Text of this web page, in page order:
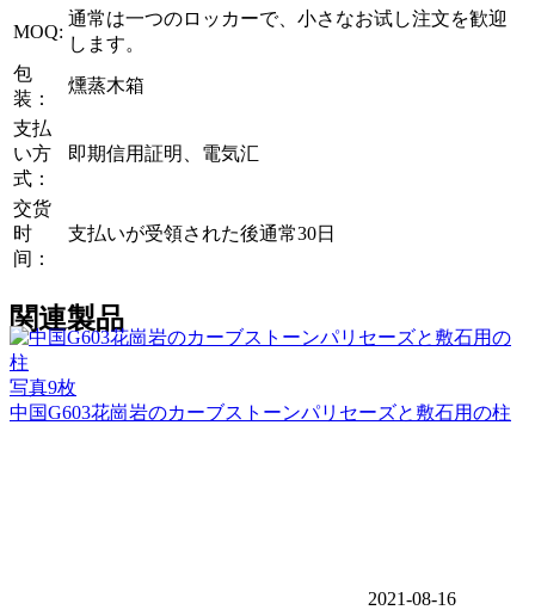
MOQ:
通常は一つのロッカーで、小さなお试し注文を歓迎
します。
包
装：
燻蒸木箱
支払
い方
式：
即期信用証明、電気汇
交货
时
间：
支払いが受領された後通常30日
関連製品
写真9枚
中国G603花崗岩のカーブストーンパリセーズと敷石用の柱
2021-08-16